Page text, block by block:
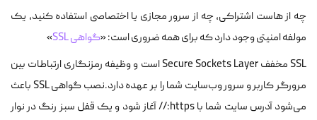
چه از هاست اشتراکی، چه از سرور مجازی یا اختصاصی استفاده کنید، یک
مولفه امنیتی وجود دارد که برای همه ضروری است: «گواهی SSL
»
SSL مخفف Secure Sockets Layer است و وظیفه رمزنگاری ارتباطات بین
مرورگر کاربر و سرور وب‌سایت شما را بر عهده دارد.نصب گواهی SSL باعث
می‌شود آدرس سایت شما با https:// آغاز شود و یک قفل سبز رنگ در نوار